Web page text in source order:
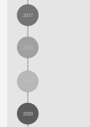
2017
2020